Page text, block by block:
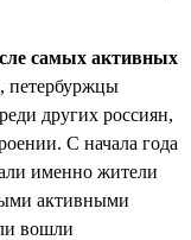
самых активных
петербуржцы
других россиян,
С начала года
именно жители
активными
вошли